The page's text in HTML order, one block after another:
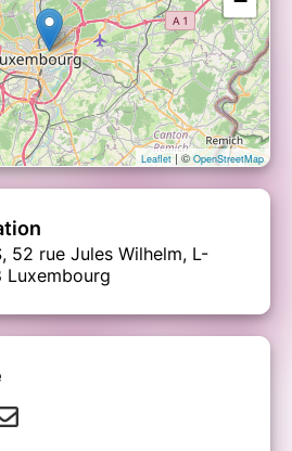
Leaflet | © OpenStreetMap
52 rue Jules Wilhelm, L-
Luxembourg